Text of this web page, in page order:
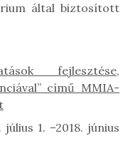
által biztosított
fejlesztése,
című MMIA-
július 1. –2018. június